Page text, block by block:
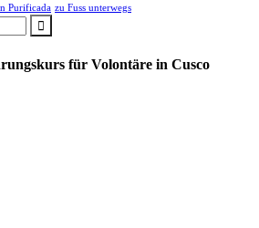
Purificada zu Fuss unterwegs
für Volontäre in Cusco